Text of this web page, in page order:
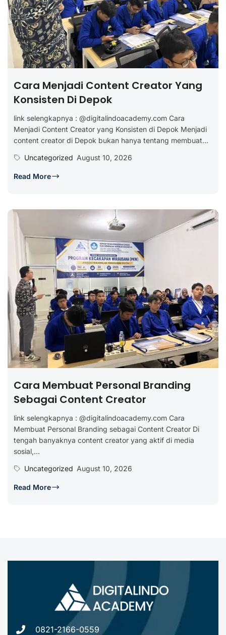
Cara Menjadi Content Creator Yang
Konsisten Di Depok
link selengkapnya : @digitalindoacademy.com Cara
Menjadi Content Creator yang Konsisten di Depok Menjadi
content creator di Depok bukan hanya tentang membuat...
Uncategorized August 10, 2026
Read More
Cara Membuat Personal Branding
Sebagai Content Creator
link selengkapnya : @digitalindoacademy.com Cara
Membuat Personal Branding sebagai Content Creator Di
tengah banyaknya content creator yang aktif di media
sosial,...
Uncategorized August 10, 2026
Read More
0821-2166-0559